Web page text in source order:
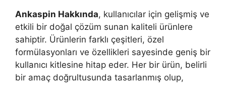
Ankaspin Hakkında, kullanıcılar için gelişmiş ve
etkili bir doğal çözüm sunan kaliteli ürünlere
sahiptir. Ürünlerin farklı çeşitleri, özel
formülasyonları ve özellikleri sayesinde geniş bir
kullanıcı kitlesine hitap eder. Her bir ürün, belirli
bir amaç doğrultusunda tasarlanmış olup,